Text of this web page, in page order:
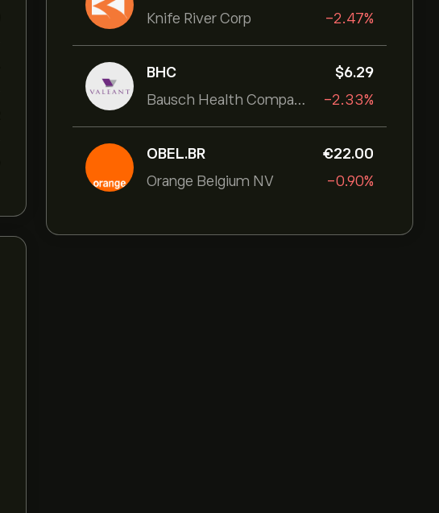
Knife River Corp
-2.47%
BHC
Bausch Health Companies Inc
‎$‎6.29
-2.33%
OBEL.BR
Orange Belgium NV
‎€‎22.00
-0.90%